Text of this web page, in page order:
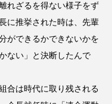
れざるを得ない様子をず
に推挙された時は、先輩
ができるかできないかを
ない」と決断したんで
合は時代に取り残される